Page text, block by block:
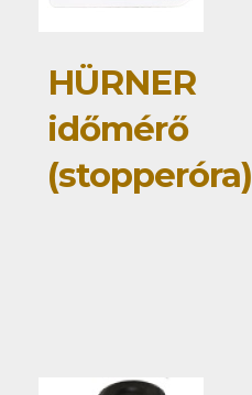
HÜRNER
időmérő
(stopperóra)